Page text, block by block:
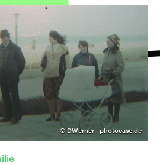
©DWerner | photocase.de